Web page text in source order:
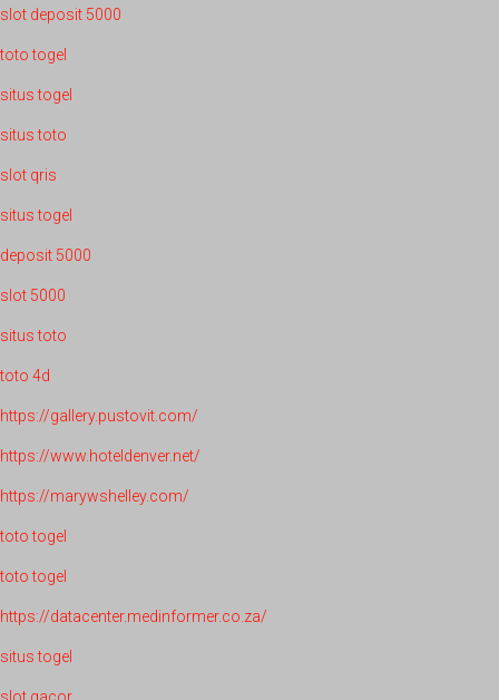
slot deposit 5000
toto togel
situs togel
situs toto
slot qris
situs togel
deposit 5000
slot 5000
situs toto
toto 4d
https://gallery.pustovit.com/
https://www.hoteldenver.net/
https://marywshelley.com/
toto togel
toto togel
https://datacenter.medinformer.co.za/
situs togel